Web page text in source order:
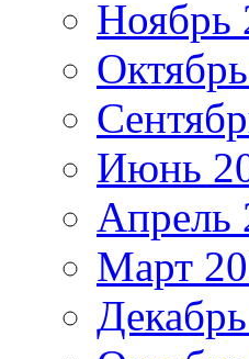
Ноябрь
Июнь
Апрель
Март